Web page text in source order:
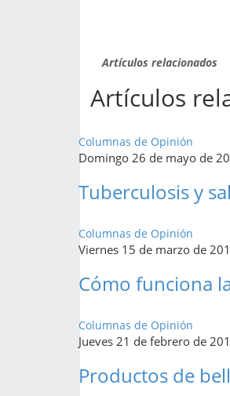
Artículos relacionados
Artículos
Columnas de Opinión
Domingo 26 de mayo de
Tuberculosis y
Columnas de Opinión
Viernes 15 de marzo de
Cómo funciona
Columnas de Opinión
Jueves 21 de febrero de
Productos de